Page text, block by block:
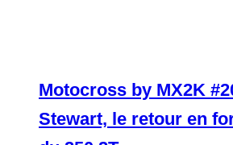
Motocross by MX2K
Stewart, le retour en